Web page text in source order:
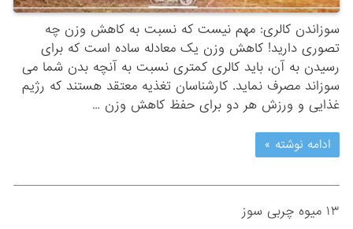
سوزاندن کالری: مهم نیست که نسبت به کاهش وزن چه
تصوری دارید! کاهش وزن یک معادله ساده است که برای
رسیدن به آن، باید کالری کمتری نسبت به آنچه بدن شما می
سوزاند مصرف نماید. کارشناسان تغذیه معتقد هستند که رژیم
غذایی و ورزش هر دو برای حفظ کاهش وزن …
ادامه نوشته »
۱۳ میوه چربی سوز